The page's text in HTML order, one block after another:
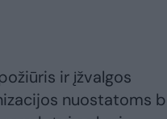
ir įžvalgos
nuostatoms